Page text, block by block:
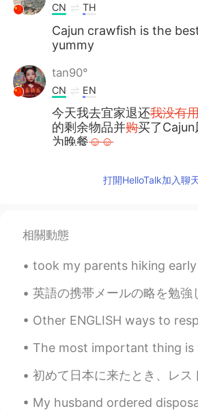
CN TH
Cajun crawfish is the
yummy
tan90°
CN EN
今天我去宜家退还我没有
的剩余物品并购买了
为晚餐☺☺
的剩余物品，并买了
Vinh Diesel
ENVI
Not too bad lol
Alex
打開HelloTalk加入聊
相關動態
took my parents hiking early this morning to a trail called
英語の携帯メールの略を勉強したかったらこの投稿を参考にしてください。 英語の40つの使いやすい略です。 1.
Other ENGLISH ways to respond to the “How are you?” question:
The most important thing is to get input — input that you like and
初めて日本に来たとき、レストランやカフェでアイスウォーターやアイスティーを提供していることにショックを受けました。 日本でホストファミ
My husband ordered disposable and reusable face masks two weeks